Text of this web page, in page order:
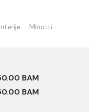
Minotti
BAM
BAM